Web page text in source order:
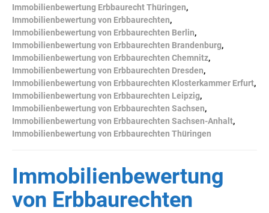
Immobilienbewertung Erbbaurecht Thüringen,
Immobilienbewertung von Erbbaurechten,
Immobilienbewertung von Erbbaurechten Berlin,
Immobilienbewertung von Erbbaurechten Brandenburg,
Immobilienbewertung von Erbbaurechten Chemnitz,
Immobilienbewertung von Erbbaurechten Dresden,
Immobilienbewertung von Erbbaurechten Klosterkammer Erfurt,
Immobilienbewertung von Erbbaurechten Leipzig,
Immobilienbewertung von Erbbaurechten Sachsen,
Immobilienbewertung von Erbbaurechten Sachsen-Anhalt,
Immobilienbewertung von Erbbaurechten Thüringen
Immobilienbewertung
von Erbbaurechten